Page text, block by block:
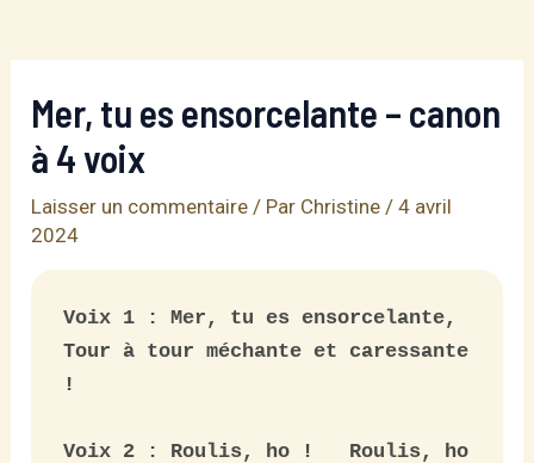
Mer, tu es ensorcelante – canon
à 4 voix
Laisser un commentaire / Par Christine/4 avril
2024
Voix 1 : Mer, tu es ensorcelante,
Tour à tour méchante et caressante
!
Voix 2 : Roulis, ho !   Roulis, ho